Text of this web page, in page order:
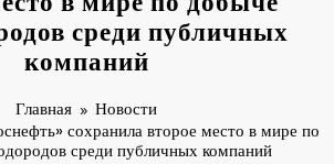
среди публичных
компаний
Главная
Новости
сохранила второе место в мире по
среди публичных компаний